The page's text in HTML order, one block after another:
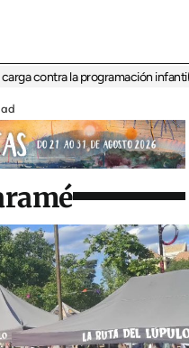
la programación infantil de la